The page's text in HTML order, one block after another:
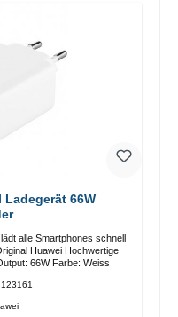
Ladegerät 66W
alle Smartphones schnell
Hochwertige
Verarbeitung Anschlüsse: USB-C Output: 66W Farbe: Weiss
123161